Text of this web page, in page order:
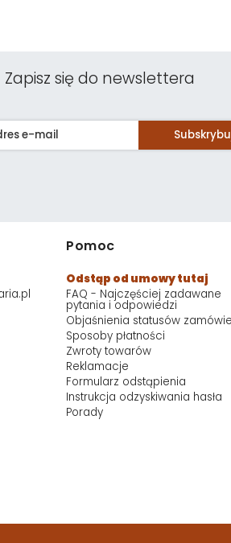
Zapisz się do newslettera
Pomoc
Odstąp od umowy tutaj
FAQ - Najczęściej zadawane
pytania i odpowiedzi
Objaśnienia statusów
Sposoby płatności
Zwroty towarów
Reklamacje
Formularz odstąpienia
Instrukcja odzyskiwania hasła
Porady